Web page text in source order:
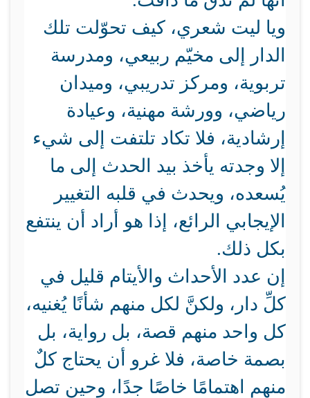
ويا ليت شعري، كيف تحوّلت تلك
الدار إلى مخيّم ربيعي، ومدرسة
تربوية، ومركز تدريبي، وميدان
رياضي، وورشة مهنية، وعيادة
إرشادية، فلا تكاد تلتفت إلى شيء
إلا وجدته يأخذ بيد الحدث إلى ما
يُسعده، ويحدث في قلبه التغيير
الإيجابي الرائع، إذا هو أراد أن ينتفع
بكل ذلك.
إن عدد الأحداث والأيتام قليل في
كلِّ دار، ولكنَّ لكل منهم شأنًا يُغنيه،
كل واحد منهم قصة، بل رواية، بل
بصمة خاصة، فلا غرو أن يحتاج كلٌ
منهم اهتمامًا خاصًا جدًا، وحين تصل